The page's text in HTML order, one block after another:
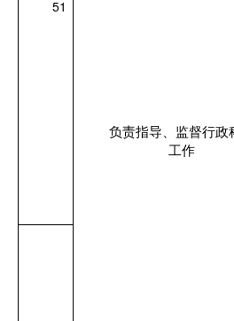
负责指导、监督行政
工作
51